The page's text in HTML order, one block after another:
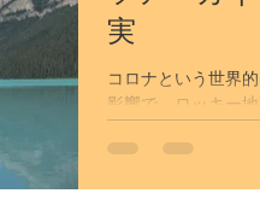
1日観光
実
コロナという世界
影響で、ロッキー
では、多くのツア